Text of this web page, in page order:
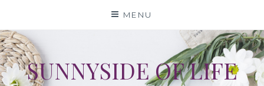
content
MENU
SUNNYSIDE OF LIFE